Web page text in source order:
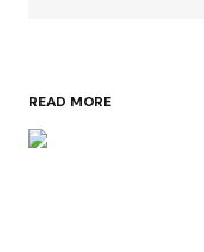
READ MORE